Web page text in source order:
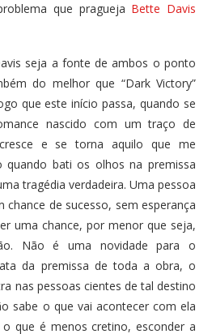
que pragueja Bette Davis
seja a fonte de ambos o ponto
do melhor que “Dark Victory”
que este início passa, quando se
nascido com um traço de
e se torna aquilo que me
bati os olhos na premissa
tragédia verdadeira. Uma pessoa
de sucesso, sem esperança
uma chance, por menor que seja,
Não é uma novidade para o
da premissa de toda a obra, o
nas pessoas cientes de tal destino
sabe o que vai acontecer com ela
que é menos cretino, esconder a